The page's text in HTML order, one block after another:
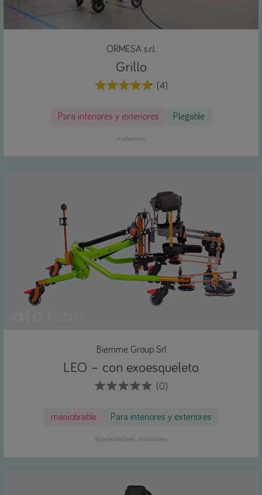
ORMESA s.r.l.
Grillo
(4)
Para interiores y exteriores Plegable
Andadores
Biemme Group Srl
LEO – con exoesqueleto
(0)
maniobrable Para interiores y exteriores
Bipedestadores Andadores